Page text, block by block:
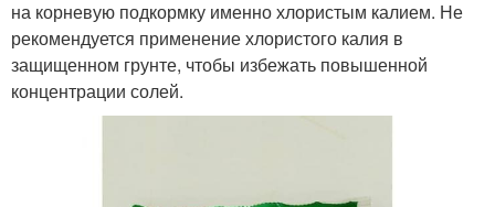
на корневую подкормку именно хлористым калием. Не
рекомендуется применение хлористого калия в
защищенном грунте, чтобы избежать повышенной
концентрации солей.